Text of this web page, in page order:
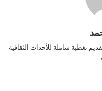
تغطية شاملة للأحداث الثقافية